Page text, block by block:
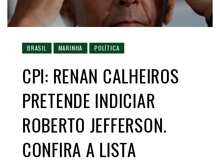
BRASIL MARINHA POLÍTICA
CPI: RENAN CALHEIROS
PRETENDE INDICIAR
ROBERTO JEFFERSON.
CONFIRA A LISTA